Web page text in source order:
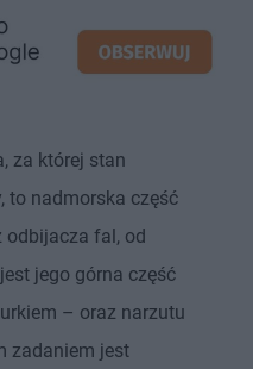
za której stan
to nadmorska część
odbijacza fal, od
jego górna część
– oraz narzutu
zadaniem jest